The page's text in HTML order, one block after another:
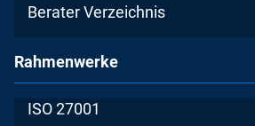
Berater Verzeichnis
Rahmenwerke
ISO 27001